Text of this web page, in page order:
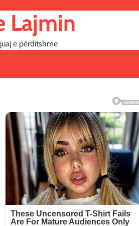
Lajmin
e përditshme